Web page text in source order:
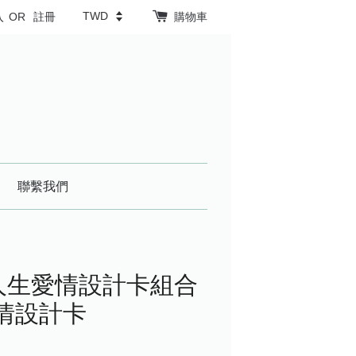
OR 註冊 購物車
聯繫我們
生愛情設計卡組合
設計卡